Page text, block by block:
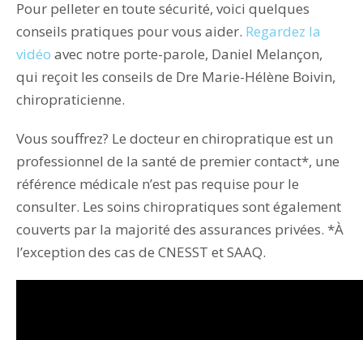
Pour pelleter en toute sécurité, voici quelques
conseils pratiques pour vous aider. Regardez la
vidéo avec notre porte-parole, Daniel Melançon,
qui reçoit les conseils de Dre Marie-Hélène Boivin,
chiropraticienne.
Vous souffrez? Le docteur en chiropratique est un
professionnel de la santé de premier contact*, une
référence médicale n’est pas requise pour le
consulter. Les soins chiropratiques sont également
couverts par la majorité des assurances privées. *À
l’exception des cas de CNESST et SAAQ.